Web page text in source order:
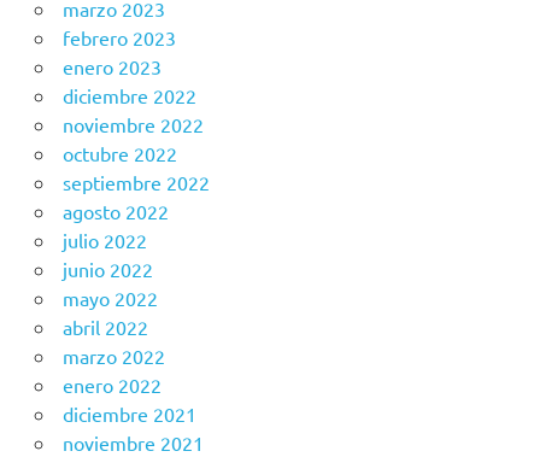
marzo 2023
febrero 2023
enero 2023
diciembre 2022
noviembre 2022
octubre 2022
septiembre 2022
agosto 2022
julio 2022
junio 2022
mayo 2022
abril 2022
marzo 2022
enero 2022
diciembre 2021
noviembre 2021